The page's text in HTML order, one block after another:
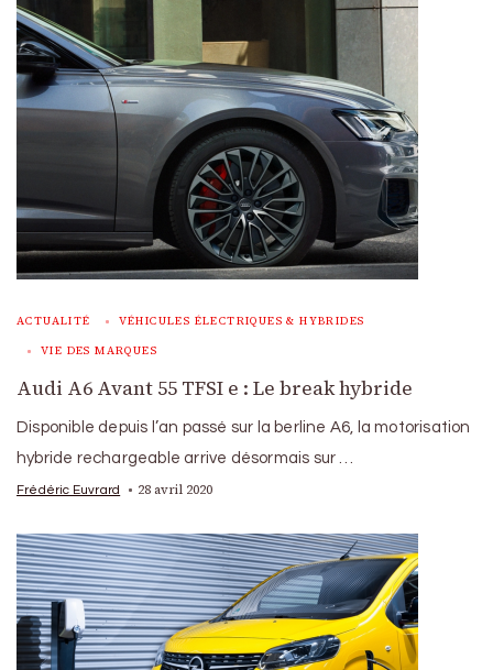
ACTUALITÉ VÉHICULES ÉLECTRIQUES & HYBRIDES
VIE DES MARQUES
Audi A6 Avant 55 TFSI e : Le break hybride
Disponible depuis l’an passé sur la berline A6, la motorisation
hybride rechargeable arrive désormais sur …
Frédéric Euvrard 28 avril 2020